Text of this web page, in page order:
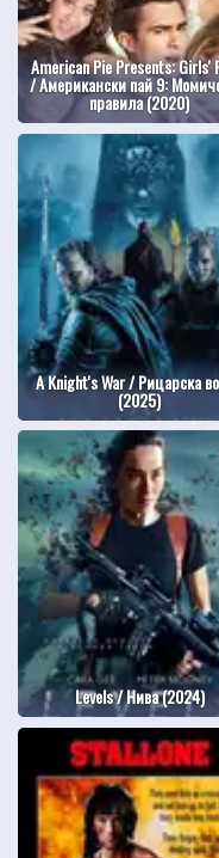
American Pie Presents: Girls'
/ Американски пай 9:
правила (2020)
A Knight's War / Рицарска
(2025)
Levels / Нива (2024)